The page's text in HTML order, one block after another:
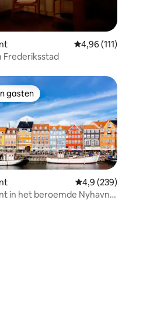
4,91 uit 5, 493 recensies
Gemiddelde
4,96 (111)
Frederiksstad
4,99 uit 5, 180 recensies
gasten
gasten
Gemiddelde
4,9 (239)
in het beroemde Nyhavn -